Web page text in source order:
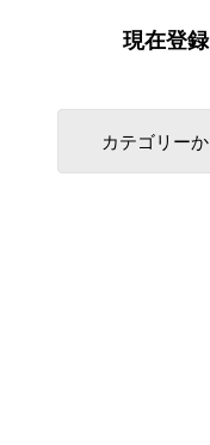
現在登
カテゴリー